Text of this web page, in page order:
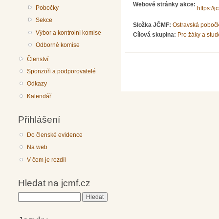
Pobočky
Sekce
Výbor a kontrolní komise
Odborné komise
Členství
Sponzoři a podporovatelé
Odkazy
Kalendář
Přihlášení
Do členské evidence
Na web
V čem je rozdíl
Hledat na jcmf.cz
Webové stránky akce:
https://
Složka JČMF: Ostravská
Cílová skupina: Pro žáky a